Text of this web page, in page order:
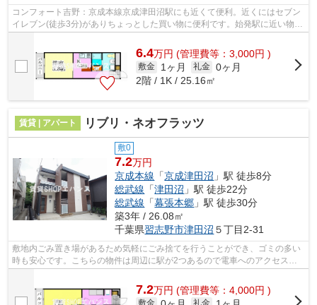
コンフォート吉野：京成本線京成津田沼駅にも近くて便利。近くにはセブン
イレブン(徒歩3分)がありちょっとした買い物に便利です。始発駅に近い物件
6.4万円 (管理費等：3,000円 )
敷金 1ヶ月 礼金 0ヶ月
2階 / 1K / 25.16㎡
賃貸 | アパート リブリ・ネオフラッツ
敷0
7.2万円
京成本線 「京成津田沼 」駅 徒歩8分
総武線 「津田沼 」駅 徒歩22分
総武線 「幕張本郷 」駅 徒歩30分
築3年 / 26.08㎡
千葉県習志野市津田沼 ５丁目2-31
敷地内ごみ置き場があるため気軽にごみ捨てを行うことができ、ゴミの多い
時も安心です。こちらの物件は周辺に駅が2つあるので電車へのアクセスが
7.2万円 (管理費等：4,000円 )